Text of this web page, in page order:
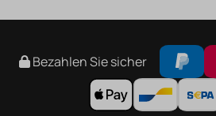
Bezahlen Sie sicher